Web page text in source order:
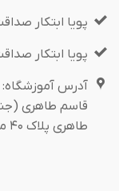
پویا ابتکار
پویا ابتکار
آدرس
قاسم طاهری
طاهری پلاک ۴۰ مجتمع آموزشی صداقت